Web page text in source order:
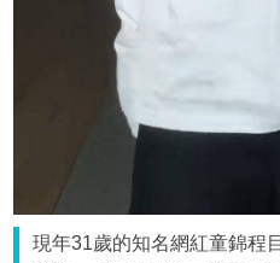
現年31歲的知名網紅童錦程